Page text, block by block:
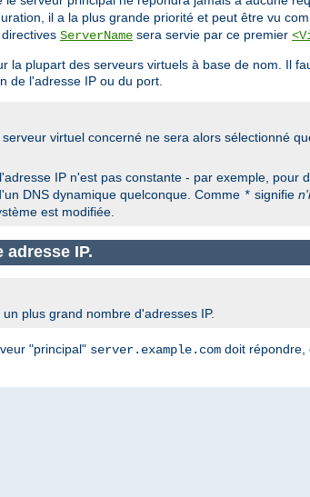
il a la plus grande priorité et peut être vu
ServerName sera servie par ce premier
la plupart des serveurs virtuels à base de nom. Il
de l'adresse IP ou du port.
virtuel concerné ne sera alors sélectionné
IP n'est pas constante - par exemple, pour
DNS dynamique quelconque. Comme * signifie
est modifiée.
IP.
plus grand nombre d'adresses IP.
"principal" server.example.com doit répondre,